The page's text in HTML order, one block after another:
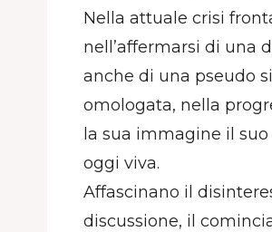
Nella attuale crisi
nell’affermarsi di una
anche di una pseudo
omologata, nella
la sua immagine il
oggi viva.
Affascinano il
discussione, il